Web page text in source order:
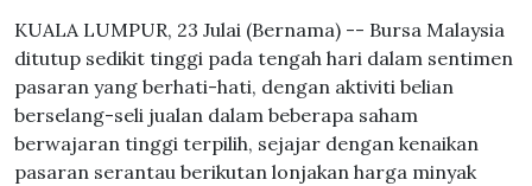
KUALA LUMPUR, 23 Julai (Bernama) -- Bursa Malaysia
ditutup sedikit tinggi pada tengah hari dalam sentimen
pasaran yang berhati-hati, dengan aktiviti belian
berselang-seli jualan dalam beberapa saham
berwajaran tinggi terpilih, sejajar dengan kenaikan
pasaran serantau berikutan lonjakan harga minyak